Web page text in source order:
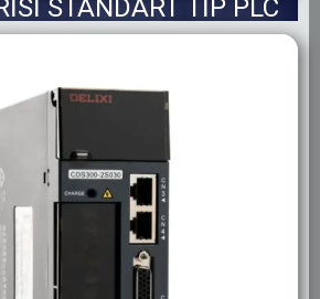
STANDART TİP PLC